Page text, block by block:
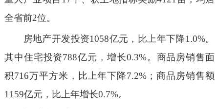
全省前2位。
房地产开发投资1058亿元，比上年下降1.0%。
其中住宅投资788亿元，增长0.3%。商品房销售面
积716万平方米，比上年下降7.2%；商品房销售额
1159亿元，比上年增长0.7%。